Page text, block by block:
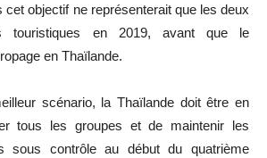
objectif ne représenterait que les deux
touristiques en 2019, avant que le
en Thaïlande.
scénario, la Thaïlande doit être en
tous les groupes et de maintenir les
sous contrôle au début du quatrième